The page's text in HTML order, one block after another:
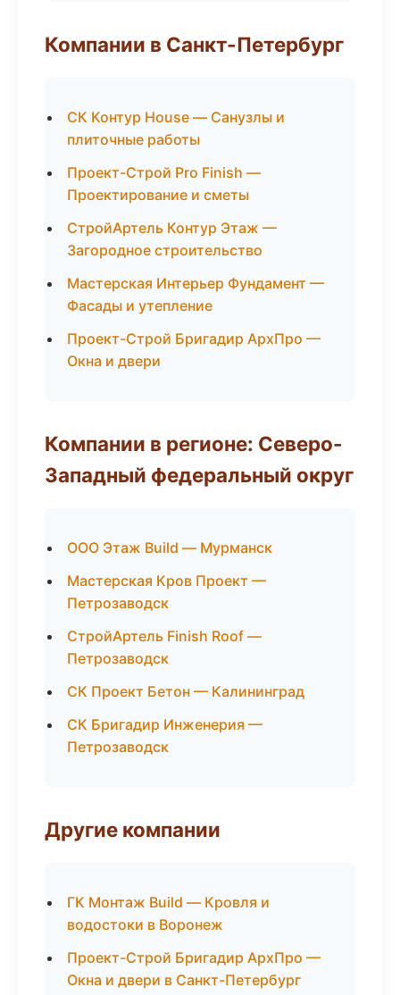
Компании в Санкт-Петербург
СК Контур House — Санузлы и
плиточные работы
Проект-Строй Pro Finish —
Проектирование и сметы
СтройАртель Контур Этаж —
Загородное строительство
Мастерская Интерьер Фундамент —
Фасады и утепление
Проект-Строй Бригадир АрхПро —
Окна и двери
Компании в регионе: Северо-
Западный федеральный округ
ООО Этаж Build — Мурманск
Мастерская Кров Проект —
Петрозаводск
СтройАртель Finish Roof —
Петрозаводск
СК Проект Бетон — Калининград
СК Бригадир Инженерия —
Петрозаводск
Другие компании
ГК Монтаж Build — Кровля и
водостоки в Воронеж
Проект-Строй Бригадир АрхПро —
Окна и двери в Санкт-Петербург